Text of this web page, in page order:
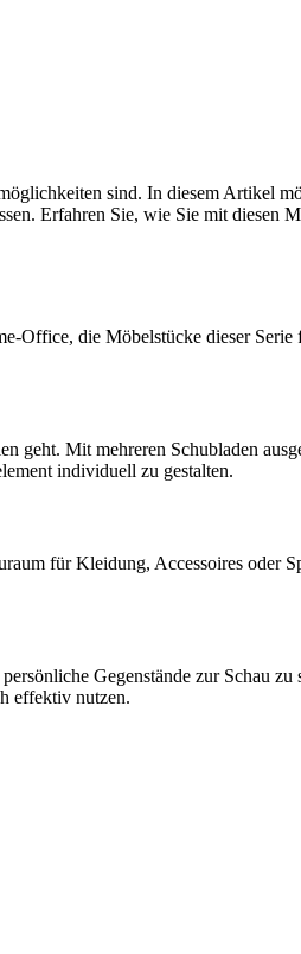
sind. In diesem Artikel
Erfahren Sie, wie Sie mit diesen
Office, die Möbelstücke dieser Serie
geht. Mit mehreren Schubladen
individuell zu gestalten.
für Kleidung, Accessoires oder
Gegenstände zur Schau zu
effektiv nutzen.